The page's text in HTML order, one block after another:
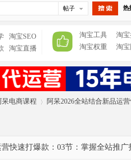
帖子 热
淘宝SEO
淘宝直播
淘宝工具
淘
淘宝权重
淘
呆电商课程
›
阿呆2026全站结合新品运
快速打爆款：03节：掌握全站推广